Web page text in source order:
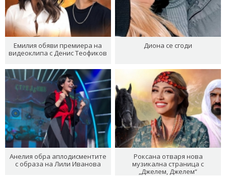
Емилия обяви премиера на
видеоклипа с Денис Теофиков
Диона се сгоди
Анелия обра аплодисментите
с образа на Лили Иванова
Роксана отваря нова
музикална страница с
„Джелем, Джелем“